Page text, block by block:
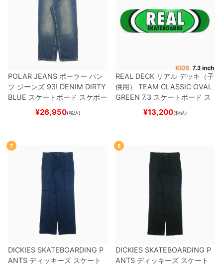
POLAR JEANS ポーラー パン
ツ ジーンズ 93! DENIM DIRTY
BLUE スケートボード スケボー
¥26,950(税込)
REAL DECK リアル デッキ（子
供用）
TEAM CLASSIC OVAL
GREEN 7.3 スケートボード ス
¥13,200(税込)
7
DICKIES SKATEBOARDING P
ANTS ディッキーズ スケート
8
DICKIES SKATEBOARDING P
ANTS ディッキーズ スケート